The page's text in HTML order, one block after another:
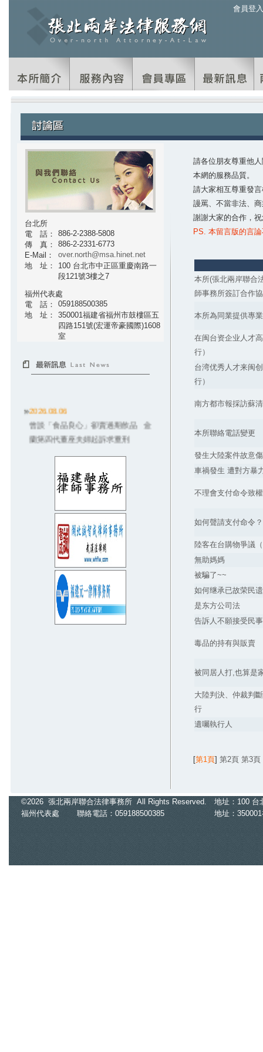
會員登入
台北所
電 話：
886-2-2388-5808
傳 真：
886-2-2331-6773
E-Mail：
over.north@msa.hinet.net
地 址：
100 台北市中正區重慶南路一
段121號3樓之7
福州代表處
電 話：
059188500385
地 址：
350001福建省福州市鼓樓區五
四路151號(宏運帝豪國際)1608
室
2026.08.06
曾談「食品良心」卻賣過期飲品 金
蘭第四代董座夫婦起訴求重刑
規卻起訴老闆 結局大逆轉
2026.08.03
獨／配合社宅被騙！數百房東悲喊
「因政府才信兆基」：救救我們
2026.08.03
無照撞死癌末婦...嗆「坐救護車就沒
事」 6度酒駕男重判8年
2026.07.31
師請全班飲料…她沒喝到！家長控霸
凌「從小四告到國一」法官狠電
2026.07.31
洗錢「美女律師」意外扯出慈濟疫苗
牟利內情 爆掏空港商4000萬
請各位朋友尊重他
本網的服務品質。
請大家相互尊重發
謾罵、不當非法、
謝謝大家的合作，
PS. 本留言版的言
本所(張北兩岸聯合
師事務所簽訂合作
本所為同業提供專
在闽台资企业人才
行）
台湾优秀人才来闽
行）
南方都市報採訪蘇
本所聯絡電話變更
發生大陸案件故意
車禍發生 遭對方暴
不理會支付命令致
如何聲請支付命令？
陸客在台購物爭議
無助媽媽
被騙了~~
如何继承已故荣民
是东方公司法
告訴人不願接受民
毒品的持有與販賣
被同居人打,也算是
大陸判決、仲裁判
行
遺囑執行人
[第1頁] 第2頁 第3頁
©2026 張北兩岸聯合法律事務所 All Rights Reserved. 地址：100 台
福州代表處
聯絡電話：059188500385 地址：350001